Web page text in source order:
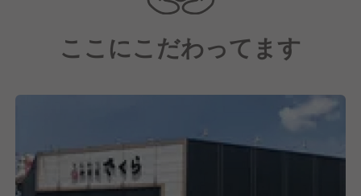
ここにこだわってます